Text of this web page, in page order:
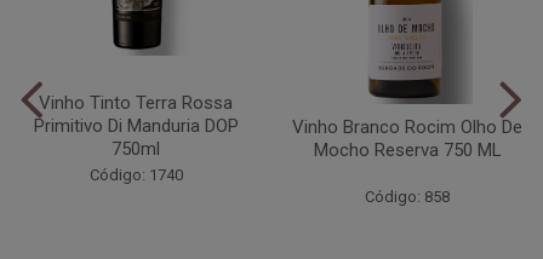
Vinho Tinto Terra Rossa
Primitivo Di Manduria DOP
750ml
Código: 1740
Vinho Branco Rocim Olho De
Mocho Reserva 750 ML
Código: 858